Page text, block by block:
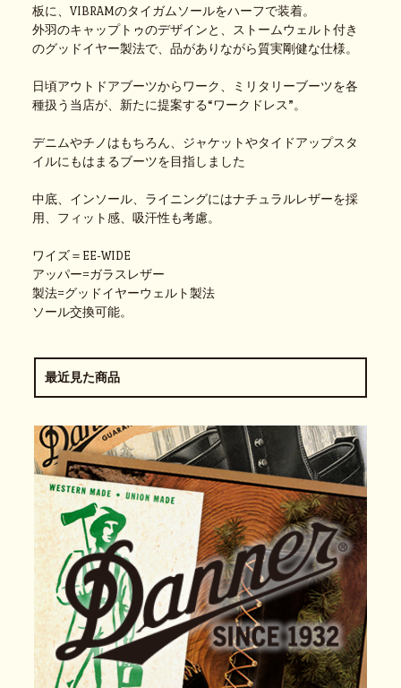
板に、VIBRAMのタイガムソールをハーフで装着。
外羽のキャップトゥのデザインと、ストームウェルト付き
のグッドイヤー製法で、品がありながら質実剛健な仕様。
日頃アウトドアブーツからワーク、ミリタリーブーツを各
種扱う当店が、新たに提案する“ワークドレス”。
デニムやチノはもちろん、ジャケットやタイドアップスタ
イルにもはまるブーツを目指しました
中底、インソール、ライニングにはナチュラルレザーを採
用、フィット感、吸汗性も考慮。
ワイズ＝EE-WIDE
アッパー=ガラスレザー
製法=グッドイヤーウェルト製法
ソール交換可能。
最近見た商品